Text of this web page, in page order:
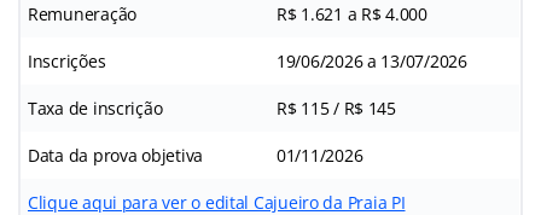
Remuneração R$ 1.621 a R$ 4.000
Inscrições 19/06/2026 a 13/07/2026
Taxa de inscrição R$ 115 / R$ 145
Data da prova objetiva 01/11/2026
Clique aqui para ver o edital Cajueiro da Praia PI